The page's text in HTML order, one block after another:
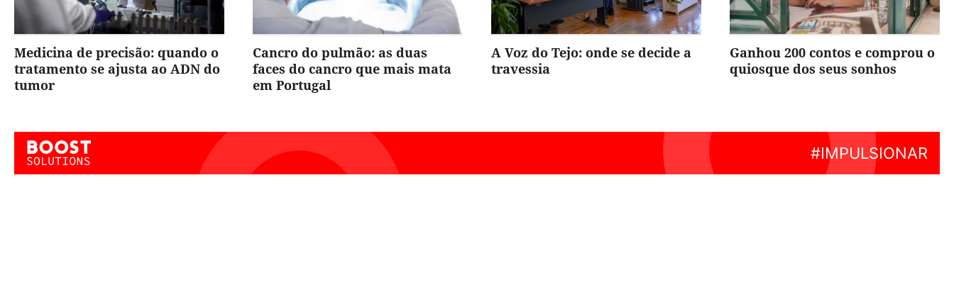
Medicina de precisão: quando o
tratamento se ajusta ao ADN do
tumor
Cancro do pulmão: as duas
faces do cancro que mais mata
em Portugal
A Voz do Tejo: onde se decide a
travessia
Ganhou 200 contos e comprou o
quiosque dos seus sonhos